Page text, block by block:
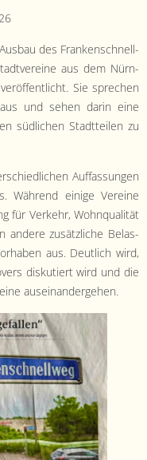
des Franken­schnell­
aus dem Nürn­
Sie sprechen
und sehen darin eine
südlichen Stadt­teilen zu
Auf­fas­sun­gen
Während einige Vere­ine
für Verkehr, Wohn­qual­ität
andere zusät­zliche Belas­
aus. Deut­lich wird,
disku­tiert wird und die
auseinandergehen.